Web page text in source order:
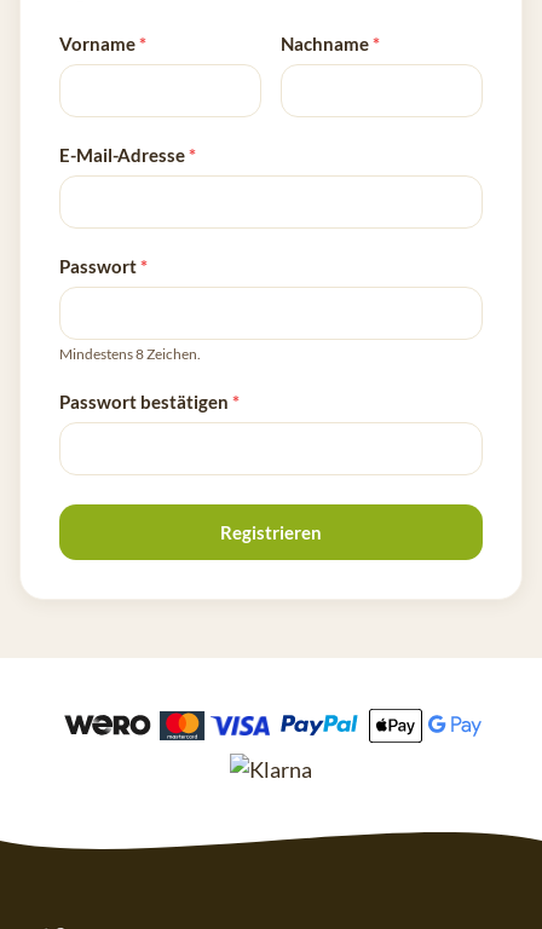
Vorname* Nachname*
E-Mail-Adresse*
Passwort*
Mindestens 8 Zeichen.
Passwort bestätigen *
Registrieren